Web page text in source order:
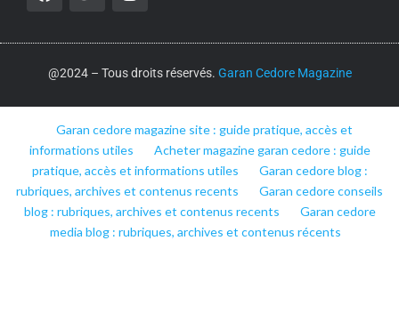
@2024 – Tous droits réservés. Garan Cedore Magazine
Garan cedore magazine site : guide pratique, accès et
informations utiles
Acheter magazine garan cedore : guide
pratique, accès et informations utiles
Garan cedore blog :
rubriques, archives et contenus recents
Garan cedore conseils
blog : rubriques, archives et contenus recents
Garan cedore
media blog : rubriques, archives et contenus récents